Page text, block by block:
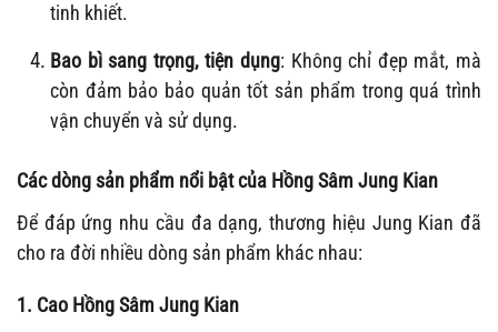
tinh khiết.
Bao bì sang trọng, tiện dụng: Không chỉ đẹp mắt, mà
còn đảm bảo bảo quản tốt sản phẩm trong quá trình
vận chuyển và sử dụng.
Các dòng sản phẩm nổi bật của Hồng Sâm Jung Kian
Để đáp ứng nhu cầu đa dạng, thương hiệu Jung Kian đã
cho ra đời nhiều dòng sản phẩm khác nhau:
1. Cao Hồng Sâm Jung Kian